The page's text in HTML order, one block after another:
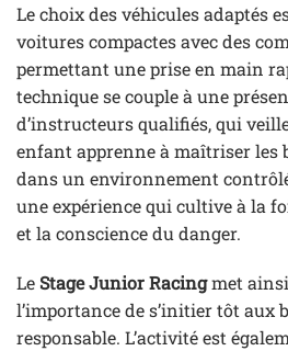
Le choix des véhicules adaptés
voitures compactes avec des
permettant une prise en main
technique se couple à une
d’instructeurs qualifiés, qui
enfant apprenne à maîtriser les
dans un environnement
une expérience qui cultive à la
et la conscience du danger.
Le Stage Junior Racingmet
l’importance de s’initier tôt aux
responsable. L’activité est